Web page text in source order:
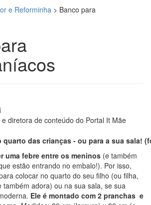
e Reforminha > Banco para
diretora de conteúdo do Portal It Mãe
quarto das crianças - ou para a sua sala!
uma febre entre os meninos (e também
estão entrando no embalo!). Por isso,
colocar no quarto do seu filho (ou filha,
também adora) ou na sua sala, se sua
Ele é montado com 2 pranchas e